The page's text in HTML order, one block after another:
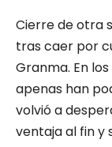
Cierre de otra
tras caer por
Granma. En
apenas han
volvió a
ventaja al fin y